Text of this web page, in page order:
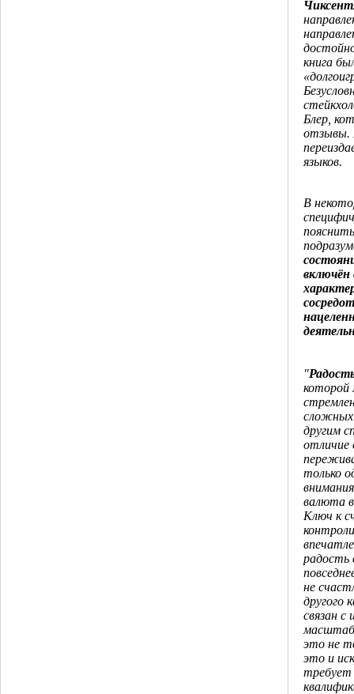
книга
Блер,
отзывы.
языков.
В
включён
"
которой
сложных
другим
отличие
только
валюта
Ключ к
радость
не
другого
связан с
это не
это и
требует